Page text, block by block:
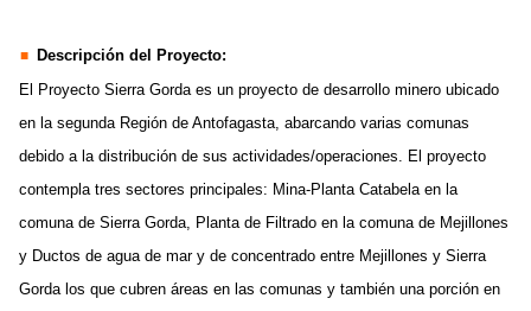
Descripción del Proyecto:
El Proyecto Sierra Gorda es un proyecto de desarrollo minero ubicado
en la segunda Región de Antofagasta, abarcando varias comunas
debido a la distribución de sus actividades/operaciones. El proyecto
contempla tres sectores principales: Mina-Planta Catabela en la
comuna de Sierra Gorda, Planta de Filtrado en la comuna de Mejillones
y Ductos de agua de mar y de concentrado entre Mejillones y Sierra
Gorda los que cubren áreas en las comunas y también una porción en